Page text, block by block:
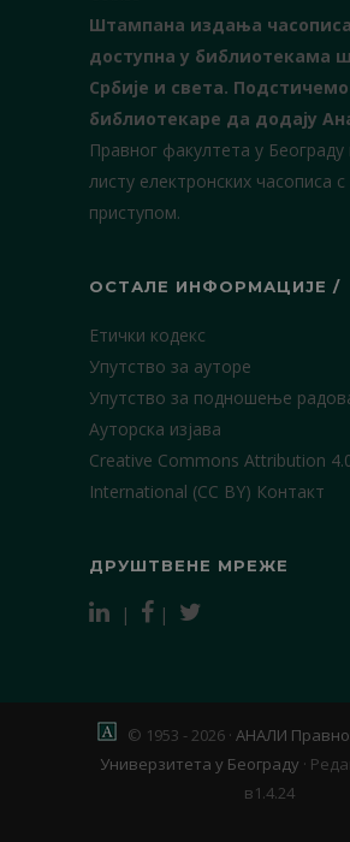
Штампана издања
доступна у библиотекама
Србије и света. Подстичемо
библиотекаре да додају
Правног факултета у Београду
листу електронских часописа
приступом.
ОСТАЛЕ ИНФОРМАЦИЈЕ /
Етички кодекс
Упутство за ауторе
Упутство за подношење
Ауторска изјава
Creative Commons Attribution
International (CC BY) Контакт
ДРУШТВЕНЕ МРЕЖЕ
| |
© 1953 - 2026 · АНАЛИ
Универзитета у Београду ·
в1.4.24